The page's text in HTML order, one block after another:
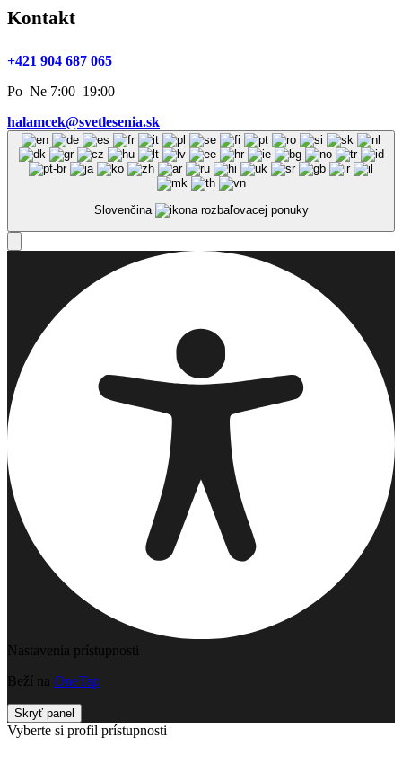
Kontakt
+421 904 687 065
Po–Ne 7:00–19:00
halamcek@svetlesenia.sk
Slovenčina
Nastavenia prístupnosti
Beží na OneTap
Skryť panel
Vyberte si profil prístupnosti